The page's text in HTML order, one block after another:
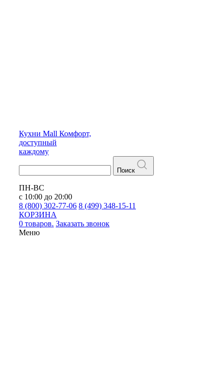
Кухни Mall Комфорт,
доступный
каждому
Поиск
ПН-ВС
с 10:00 до 20:00
8 (800) 302-77-06 8 (499) 348-15-11
КОРЗИНА
0 товаров. Заказать звонок
Меню